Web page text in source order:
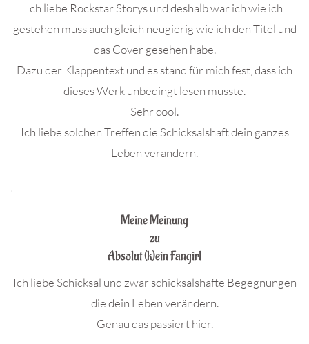
Ich liebe Rockstar Storys und deshalb war ich wie ich
gestehen muss auch gleich neugierig wie ich den Titel und
das Cover gesehen habe.
Dazu der Klappentext und es stand für mich fest, dass ich
dieses Werk unbedingt lesen musste.
Sehr cool.
Ich liebe solchen Treffen die Schicksalshaft dein ganzes
Leben verändern.
Meine Meinung
zu
Absolut (k)ein Fangirl
Ich liebe Schicksal und zwar schicksalshafte Begegnungen
die dein Leben verändern.
Genau das passiert hier.